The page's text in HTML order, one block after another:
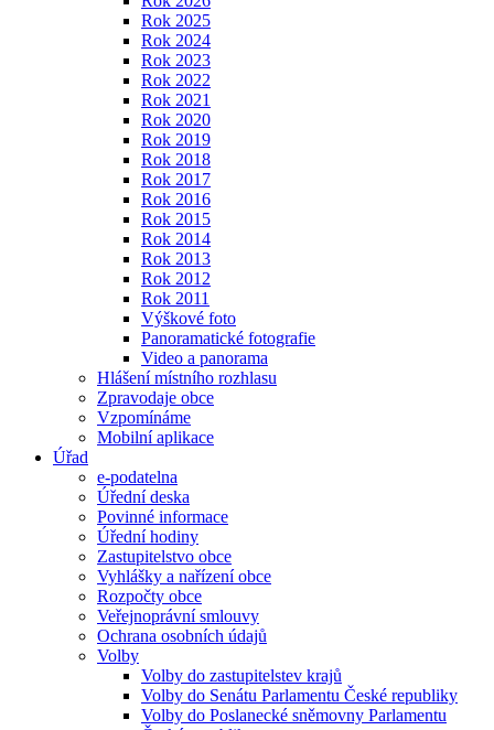
Rok 2025
Rok 2024
Rok 2023
Rok 2022
Rok 2021
Rok 2020
Rok 2019
Rok 2018
Rok 2017
Rok 2016
Rok 2015
Rok 2014
Rok 2013
Rok 2012
Rok 2011
Výškové foto
Panoramatické fotografie
Video a panorama
Hlášení místního rozhlasu
Zpravodaje obce
Vzpomínáme
Mobilní aplikace
Úřad
e-podatelna
Úřední deska
Povinné informace
Úřední hodiny
Zastupitelstvo obce
Vyhlášky a nařízení obce
Rozpočty obce
Veřejnoprávní smlouvy
Ochrana osobních údajů
Volby
Volby do zastupitelstev krajů
Volby do Senátu Parlamentu České republiky
Volby do Poslanecké sněmovny Parlamentu